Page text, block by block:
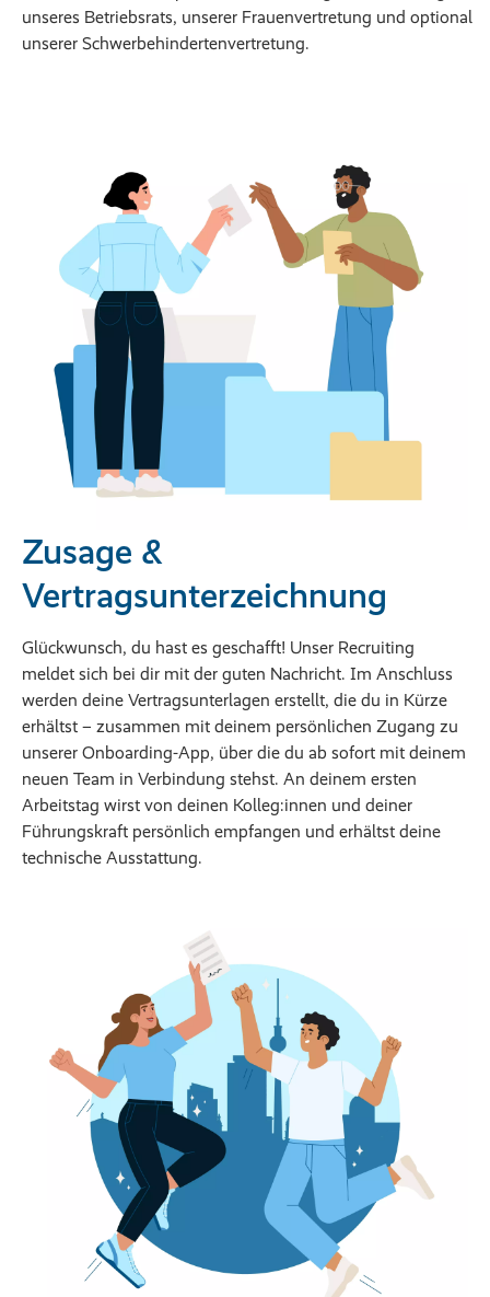
unseres Betriebsrats, unserer Frauenvertretung und optional
unserer Schwerbehindertenvertretung.
Zusage &
Vertragsunterzeichnung
Glückwunsch, du hast es geschafft! Unser Recruiting
meldet sich bei dir mit der guten Nachricht. Im Anschluss
werden deine Vertragsunterlagen erstellt, die du in Kürze
erhältst – zusammen mit deinem persönlichen Zugang zu
unserer Onboarding-App, über die du ab sofort mit deinem
neuen Team in Verbindung stehst. An deinem ersten
Arbeitstag wirst von deinen Kolleg:innen und deiner
Führungskraft persönlich empfangen und erhältst deine
technische Ausstattung.